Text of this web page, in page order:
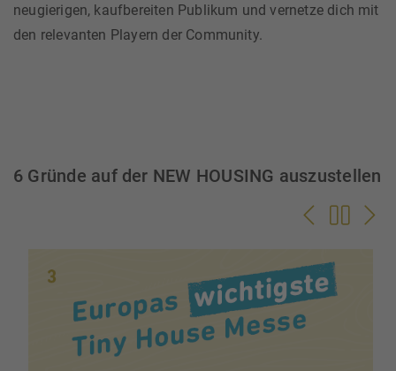
neugierigen, kaufbereiten Publikum und vernetze dich mit
den relevanten Playern der Community.
6 Gründe auf der NEW HOUSING auszustellen